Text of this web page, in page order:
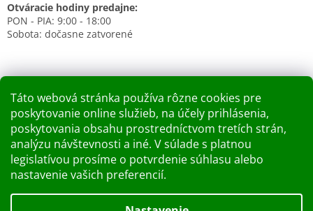
Táto webová stránka používa rôzne cookies pre
poskytovanie online služieb, na účely prihlásenia,
poskytovania obsahu prostredníctvom tretích strán,
analýzu návštevnosti a iné. V súlade s platnou
legislatívou prosíme o potvrdenie súhlasu alebo
nastavenie vašich preferencií.
Otváracie hodiny predajne:
PON - PIA: 9:00 - 18:00
Sobota: dočasne zatvorené
Nákupný košík
0KS / 0 €